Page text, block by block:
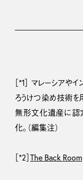
［*1］ マレーシアや
ろうけつ染め技術
無形文化遺産に認
化。（編集注）
［*2］ The Back Room